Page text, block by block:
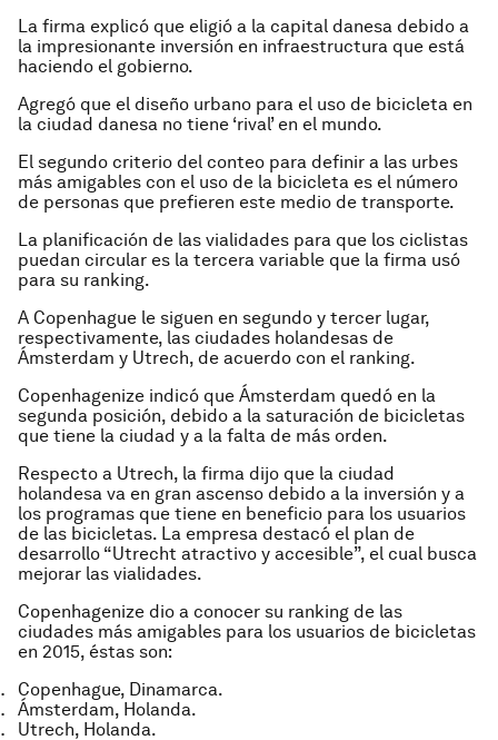
La firma explicó que eligió a la capital danesa debido a
la impresionante inversión en infraestructura que está
haciendo el gobierno.
Agregó que el diseño urbano para el uso de bicicleta en
la ciudad danesa no tiene ‘rival’ en el mundo.
El segundo criterio del conteo para definir a las urbes
más amigables con el uso de la bicicleta es el número
de personas que prefieren este medio de transporte.
La planificación de las vialidades para que los ciclistas
puedan circular es la tercera variable que la firma usó
para su ranking.
A Copenhague le siguen en segundo y tercer lugar,
respectivamente, las ciudades holandesas de
Ámsterdam y Utrech, de acuerdo con el ranking.
Copenhagenize indicó que Ámsterdam quedó en la
segunda posición, debido a la saturación de bicicletas
que tiene la ciudad y a la falta de más orden.
Respecto a Utrech, la firma dijo que la ciudad
holandesa va en gran ascenso debido a la inversión y a
los programas que tiene en beneficio para los usuarios
de las bicicletas. La empresa destacó el plan de
desarrollo “Utrecht atractivo y accesible”, el cual busca
mejorar las vialidades.
Copenhagenize dio a conocer su ranking de las
ciudades más amigables para los usuarios de bicicletas
en 2015, éstas son:
Copenhague, Dinamarca.
Ámsterdam, Holanda.
Utrech, Holanda.